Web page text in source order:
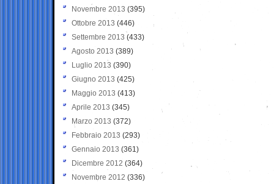
Novembre 2013 (395)
Ottobre 2013 (446)
Settembre 2013 (433)
Agosto 2013 (389)
Luglio 2013 (390)
Giugno 2013 (425)
Maggio 2013 (413)
Aprile 2013 (345)
Marzo 2013 (372)
Febbraio 2013 (293)
Gennaio 2013 (361)
Dicembre 2012 (364)
Novembre 2012 (336)